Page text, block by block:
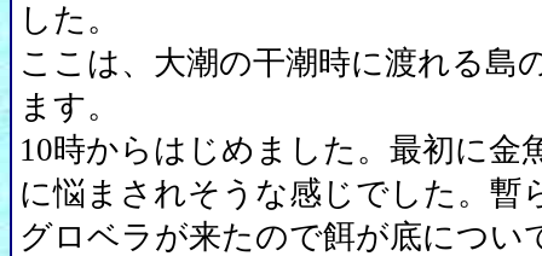
した。
ここは、大潮の干潮時に渡れる島
ます。
10時からはじめました。最初に金
に悩まされそうな感じでした。暫
グロベラが来たので餌が底につい